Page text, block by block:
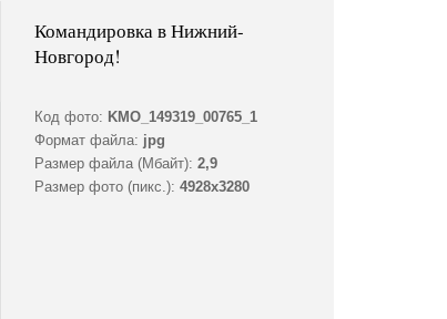
Командировка в Нижний-
Новгород!
Код фото: KMO_149319_00765_1
Формат файла: jpg
Размер файла (Мбайт): 2,9
Размер фото (пикс.): 4928x3280